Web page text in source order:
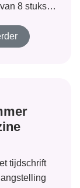
8 stuks.
tijdschrift